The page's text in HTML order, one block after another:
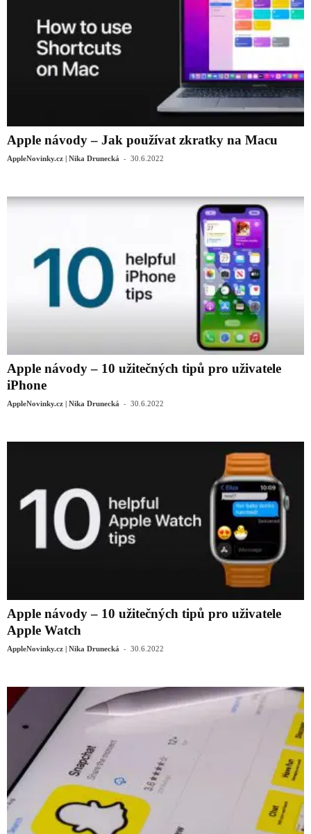
Apple návody – Jak používat zkratky na Macu
AppleNovinky.cz | Nika Drunecká - 30.6.2022
Apple návody – 10 užitečných tipů pro uživatele
iPhone
AppleNovinky.cz | Nika Drunecká - 30.6.2022
Apple návody – 10 užitečných tipů pro uživatele
Apple Watch
AppleNovinky.cz | Nika Drunecká - 30.6.2022